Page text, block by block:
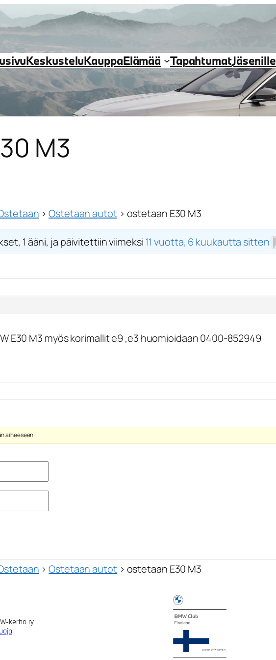
KeskusteluKauppaElämää TapahtumatJäsenille
M3
› Ostetaan autot › ostetaan E30 M3
1 ääni, ja päivitettiin viimeksi 11 vuotta, 6 kuukautta sitten
E30 M3 myös korimallit e9 ,e3 huomioidaan 0400-852949
aiheeseen.
› Ostetaan autot › ostetaan E30 M3
kerho ry